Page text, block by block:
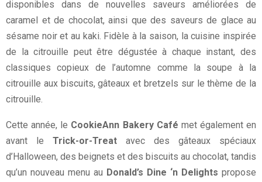
disponibles dans de nouvelles saveurs améliorées de
caramel et de chocolat, ainsi que des saveurs de glace au
sésame noir et au kaki. Fidèle à la saison, la cuisine inspirée
de la citrouille peut être dégustée à chaque instant, des
classiques copieux de l’automne comme la soupe à la
citrouille aux biscuits, gâteaux et bretzels sur le thème de la
citrouille.
Cette année, le CookieAnn Bakery Café met également en
avant le Trick-or-Treat avec des gâteaux spéciaux
d’Halloween, des beignets et des biscuits au chocolat, tandis
qu’un nouveau menu au Donald’s Dine ‘n Delights propose